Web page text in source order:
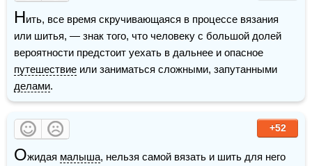
Нить, все время скручивающаяся в процессе вязания
или шитья, — знак того, что человеку с большой долей
путешествие
делами.
+52
Ожидая малыша, нельзя самой вязать и шить для него